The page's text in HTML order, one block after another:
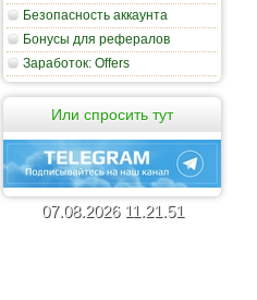
Безопасность аккаунта
Бонусы для рефералов
Заработок: Offers
Или спросить тут
07. 08. 2026 11 21 52